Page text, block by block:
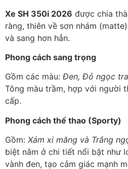
Xe SH 350i 2026 được chia
ràng, thiên về sơn nhám
và sang hơn hẳn.
Phong cách sang trọng
Gồm các màu: Đen, Đỏ ngọc
Tông màu trầm, hợp với người
cấp.
Phong cách thể thao (Sporty)
Gồm: Xám xi măng và Trắng
biệt nằm ở chi tiết nổi bật như
vành đen, tạo cảm giác mạnh